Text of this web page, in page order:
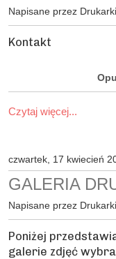
Napisane przez
Kontakt
Czytaj więcej...
czwartek, 17 kwiecień
GALERIA
Napisane przez
Poniżej
galerie zdjęć